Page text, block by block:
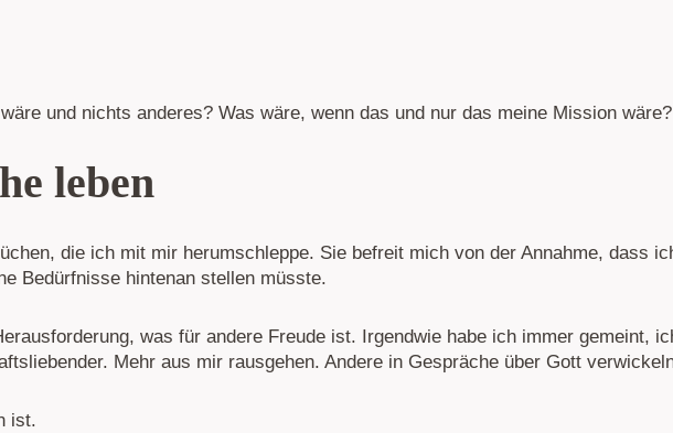
und nichts anderes? Was wäre, wenn das und nur das meine Mission wäre?
leben
die ich mit mir herumschleppe. Sie befreit mich von der Annahme, dass
Bedürfnisse hintenan stellen müsste.
was für andere Freude ist. Irgendwie habe ich immer gemeint,
Mehr aus mir rausgehen. Andere in Gespräche über Gott
ist.